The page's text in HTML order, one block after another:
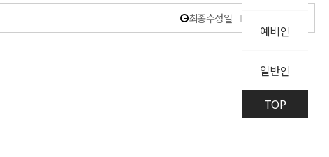
최종수정일
예비인
일반인
TOP